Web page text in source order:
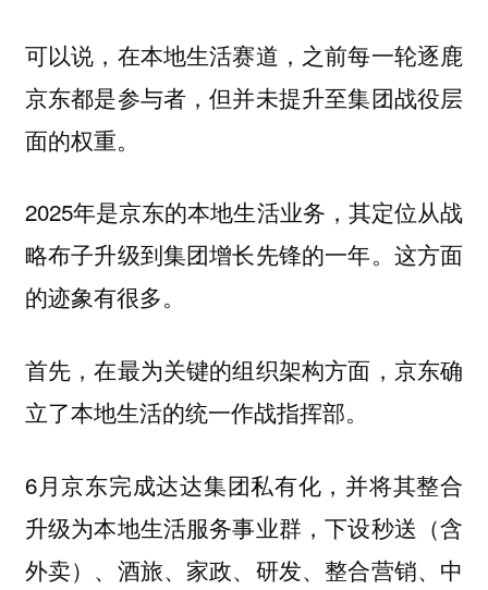
可以说，在本地生活赛道，之前每一轮逐鹿
京东都是参与者，但并未提升至集团战役层
面的权重。
2025年是京东的本地生活业务，其定位从战
略布子升级到集团增长先锋的一年。这方面
的迹象有很多。
首先，在最为关键的组织架构方面，京东确
立了本地生活的统一作战指挥部。
6月京东完成达达集团私有化，并将其整合
升级为本地生活服务事业群，下设秒送（含
外卖）、酒旅、家政、研发、整合营销、中